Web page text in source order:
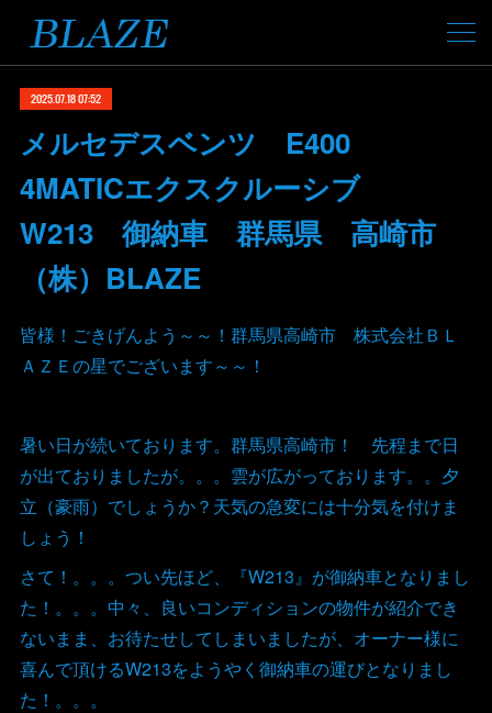
2025.07.18 07:52
メルセデスベンツ E400
4MATICエクスクルーシブ
W213 御納車 群馬県 高崎市
（株）BLAZE
皆様！ごきげんよう～～！群馬県高崎市 株式会社ＢＬ
ＡＺＥの星でございます～～！
暑い日が続いております。群馬県高崎市！ 先程まで日
が出ておりましたが。。。雲が広がっております。。夕
立（豪雨）でしょうか？天気の急変には十分気を付けま
しょう！
さて！。。。つい先ほど、『W213』が御納車となりまし
た！。。。中々、良いコンディションの物件が紹介でき
ないまま、お待たせしてしまいましたが、オーナー様に
喜んで頂けるW213をようやく御納車の運びとなりまし
た！。。。